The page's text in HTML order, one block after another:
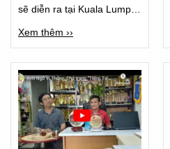
sẽ diễn ra tại Kuala Lumpur
Xem thêm ››